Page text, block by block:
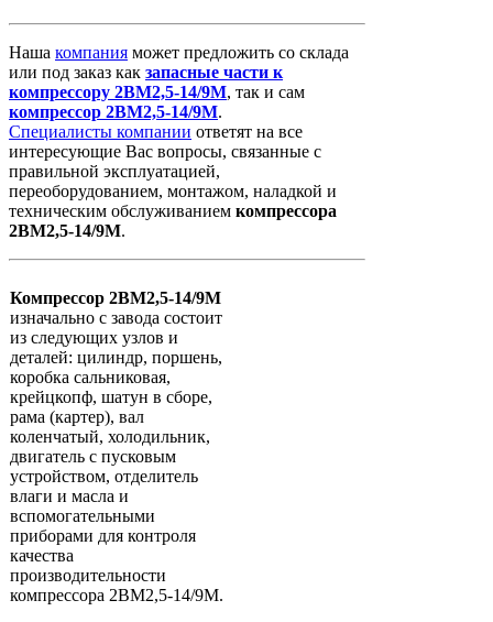
Наша компания может предложить со склада
или под заказ как запасные части к
компрессору 2ВМ2,5-14/9М, так и сам
компрессор 2ВМ2,5-14/9М.
Специалисты компании ответят на все
интересующие Вас вопросы, связанные с
правильной эксплуатацией,
переоборудованием, монтажом, наладкой и
техническим обслуживанием компрессора
2ВМ2,5-14/9М.
Компрессор 2ВМ2,5-14/9М
изначально с завода состоит
из следующих узлов и
деталей: цилиндр, поршень,
коробка сальниковая,
крейцкопф, шатун в сборе,
рама (картер), вал
коленчатый, холодильник,
двигатель с пусковым
устройством, отделитель
влаги и масла и
вспомогательными
приборами для контроля
качества
производительности
компрессора 2ВМ2,5-14/9М.